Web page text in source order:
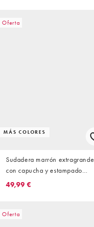
Oferta
MÁS COLORES
Sudadera marrón extragrande
con capucha y estampado
gráfico en la espalda Phoenix
49,99 €
Oferta